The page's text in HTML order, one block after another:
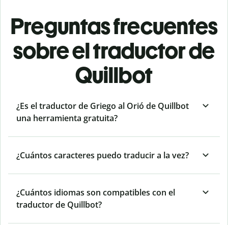
Preguntas frecuentes
sobre el traductor de
Quillbot
¿Es el traductor de Griego al Orió de Quillbot
una herramienta gratuita?
¿Cuántos caracteres puedo traducir a la vez?
¿Cuántos idiomas son compatibles con el
traductor de Quillbot?